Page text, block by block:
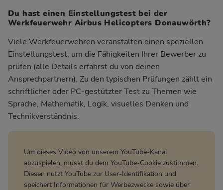
Du hast einen Einstellungstest bei der
Werkfeuerwehr Airbus Helicopters Donauwörth?
Viele Werkfeuerwehren veranstalten einen speziellen
Einstellungstest, um die Fähigkeiten Ihrer Bewerber zu
prüfen (alle Details erfährst du von deinen
Ansprechpartnern). Zu den typischen Prüfungen zählt ein
schriftlicher oder PC-gestützter Test zu Themen wie
Sprache, Mathematik, Logik, visuelles Denken und
Technikverständnis.
Um dieses Video von unserem YouTube-Kanal
abzuspielen, musst du dem YouTube-Cookie zustimmen.
Diesen nutzt YouTube zur User-Identifikation und
speichert Informationen für Werbezwecke sowie über